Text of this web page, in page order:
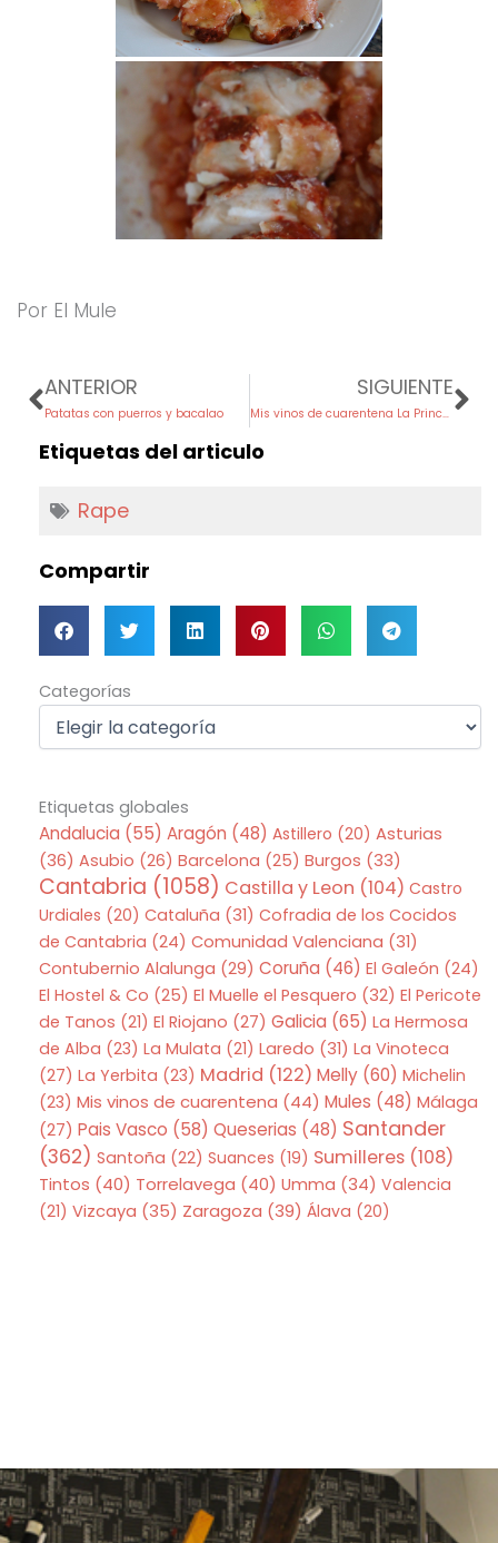
Por El Mule
Prev
ANTERIOR
Patatas con puerros y bacalao
SIGUIENTE
Mis vinos de cuarentena La Princesita
Etiquetas del articulo
Rape
Compartir
Categorías
Categorías
Etiquetas globales
Andalucia (55) Aragón (48) Astillero (20) Asturias
(36) Asubio (26) Barcelona (25) Burgos (33)
Cantabria (1058) Castilla y Leon (104) Castro
Urdiales (20) Cataluña (31) Cofradia de los Cocidos
de Cantabria (24) Comunidad Valenciana (31)
Contubernio Alalunga (29) Coruña (46) El Galeón (24)
El Hostel & Co (25) El Muelle el Pesquero (32) El Pericote
de Tanos (21) El Riojano (27) Galicia (65) La Hermosa
de Alba (23) La Mulata (21) Laredo (31) La Vinoteca
(27) La Yerbita (23) Madrid (122) Melly(60) Michelin
(23) Mis vinos de cuarentena (44) Mules (48) Málaga
(27) Pais Vasco (58) Queserias (48) Santander
(362) Santoña (22) Suances (19) Sumilleres(108)
Tintos (40) Torrelavega (40) Umma (34) Valencia
(21) Vizcaya (35) Zaragoza (39) Álava (20)